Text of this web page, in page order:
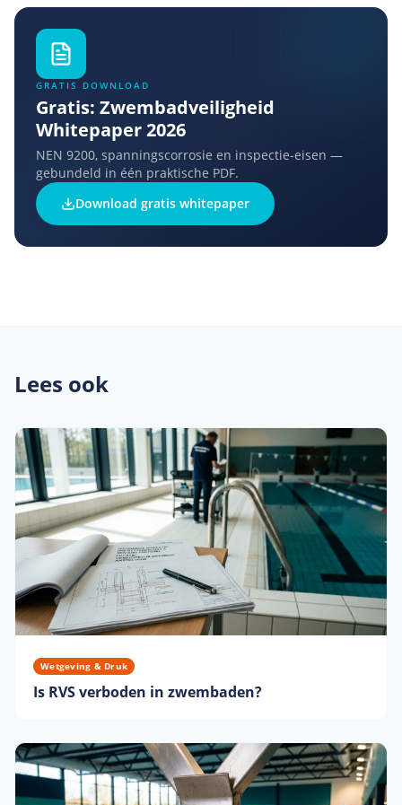
GRATIS DOWNLOAD
Gratis: Zwembadveiligheid
Whitepaper 2026
NEN 9200, spanningscorrosie en inspectie-eisen —
gebundeld in één praktische PDF.
Download gratis whitepaper
Lees ook
Wetgeving & Druk
Is RVS verboden in zwembaden?